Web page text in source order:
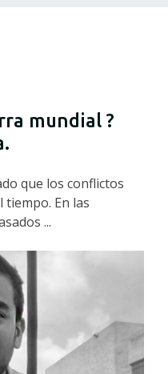
mundial ?
que los conflictos
tiempo. En las
...